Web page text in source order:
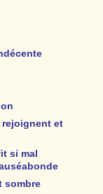
rejoignent et
si mal
sombre